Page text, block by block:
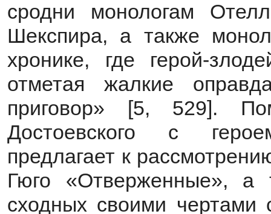
сродни монологам
Шекспира, а также
хронике, где герой-
отметая жалкие
приговор» [5, 529].
Достоевского с
предлагает к
Гюго «Отверженные», а
сходных своими чертами